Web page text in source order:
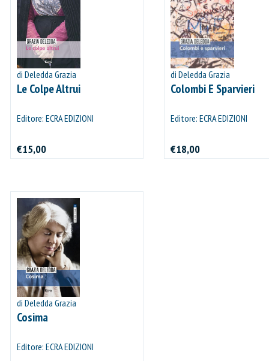
di Deledda Grazia
Le Colpe Altrui
Editore: ECRA EDIZIONI
€15,00
di Deledda Grazia
Colombi E Sparvieri
Editore: ECRA EDIZIONI
€18,00
di Deledda Grazia
Cosima
Editore: ECRA EDIZIONI